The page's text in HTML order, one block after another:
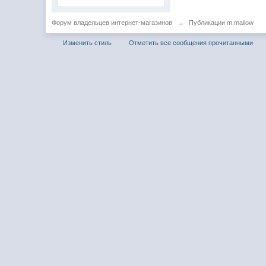
Форум владельцев интернет-магазинов → Публикации m.mailow
Изменить стиль Отметить все сообщения прочитанными